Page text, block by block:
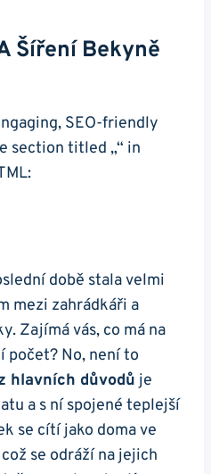
​šíření Bekyně
SEO-friendly
section titled⁢ „“ in
době stala velmi
mezi zahrádkáři a
Zajímá⁢ vás, co ⁣má⁣ na⁤
počet? ⁣No, není to
hlavních ‍důvodů je
a s⁤ ní spojené teplejší‌
se​ cítí jako⁣ doma ve
se ‍odráží⁤ na ⁢jejich